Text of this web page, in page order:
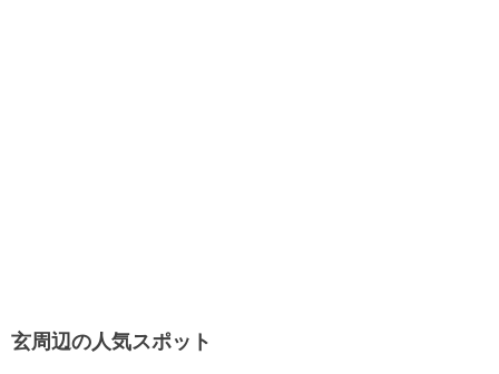
玄周辺の人気スポット